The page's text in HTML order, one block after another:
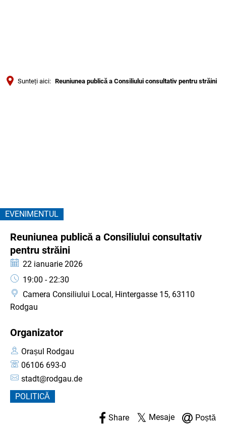
Sunteți aici: Reuniunea publică a Consiliului consultativ pentru străini
pentru
străini
EVENIMENTUL
Reuniunea publică a Consiliului consultativ
pentru străini
Data:
22 ianuarie 2026
Ora:
19:00 - 22:30
Camera Consiliului Local, Hintergasse 15, 63110
Rodgau
Organizator
Orașul Rodgau
06106 693-0
stadt@rodgau.de
POLITICĂ
Share Mesaje
Poștă